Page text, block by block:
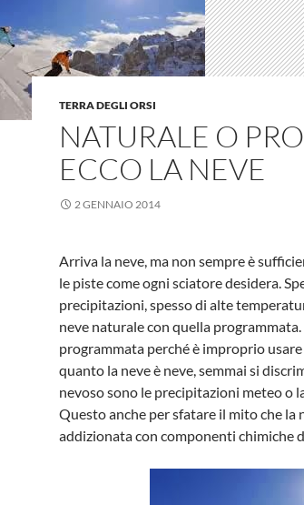
TERRA DEGLI ORSI
NATURALE O
ECCO LA NEVE
2 GENNAIO 2014
Arriva la neve, ma non sempre è
le piste come ogni sciatore desidera.
precipitazioni, spesso di alte
neve naturale con quella
programmata perché è improprio
quanto la neve è neve, semmai si
nevoso sono le precipitazioni meteo o
Questo anche per sfatare il mito che la
addizionata con componenti chimiche